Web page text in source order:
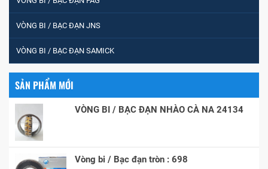
VÒNG BI / BẠC ĐẠN JNS
VÒNG BI / BẠC ĐẠN SAMICK
SẢN PHẨM MỚI
VÒNG BI / BẠC ĐẠN NHÀO CÀ NA 24134
Vòng bi / Bạc đạn tròn : 698